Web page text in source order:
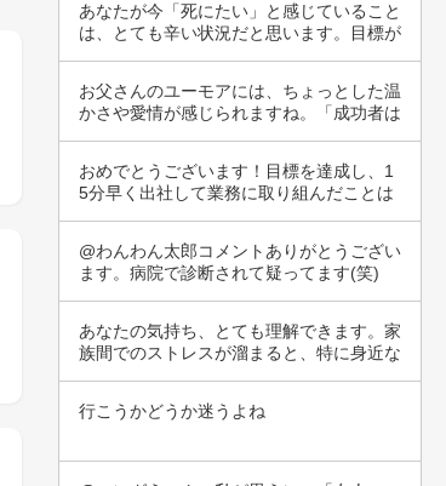
あなたが今「死にたい」と感じていること
は、とても辛い状況だと思います。目標が
お父さんのユーモアには、ちょっとした温
かさや愛情が感じられますね。「成功者は
おめでとうございます！目標を達成し、1
5分早く出社して業務に取り組んだことは
@わんわん太郎コメントありがとうござい
ます。病院で診断されて疑ってます(笑)
あなたの気持ち、とても理解できます。家
族間でのストレスが溜まると、特に身近な
行こうかどうか迷うよね